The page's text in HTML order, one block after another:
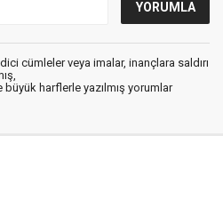
cümleler veya imalar, inançlara saldırı
harflerle yazılmış yorumlar